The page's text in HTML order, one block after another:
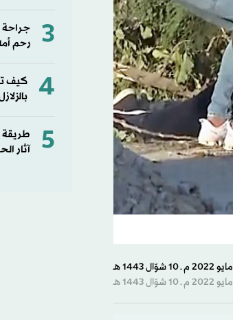
3
جراحة
رحم
4
كيف
5
طريقة
آثار